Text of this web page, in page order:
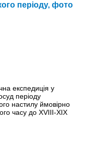
періоду, фото
експедиція у
періоду
настилу ймовірно
часу до ХVІІІ-ХІХ